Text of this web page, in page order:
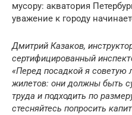
мусору: акватория
уважение к городу
Дмитрий Казаков,
сертифицированный
«Перед посадкой я советую
жилетов: они должны быть
труда и подходить по
стесняйтесь попросить